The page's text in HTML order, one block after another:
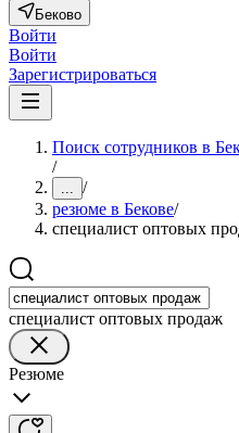
Беково
Войти
Войти
Зарегистрироваться
Поиск сотрудников в
/
... /
резюме в Бекове/
специалист оптовых
специалист оптовых продаж
Резюме